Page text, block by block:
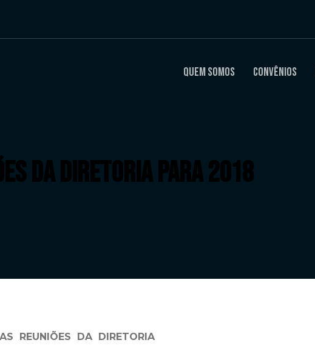
Quem Somos Convênios
DA DIRETORIA PARA 2018
REUNIÕES DA DIRETORIA